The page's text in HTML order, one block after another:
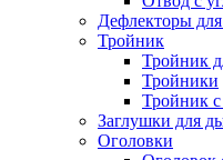
Дефлекторы
Тройник
Тройник
Тройники
Тройник
Заглушки для
Оголовки